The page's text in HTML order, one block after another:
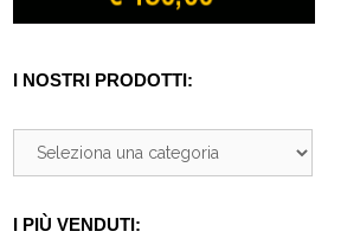
I NOSTRI PRODOTTI:
I PIÙ VENDUTI: